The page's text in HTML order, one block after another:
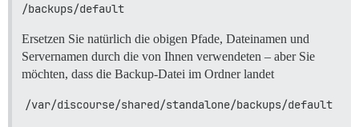
/backups/default
Ersetzen Sie natürlich die obigen Pfade, Dateinamen und
Servernamen durch die von Ihnen verwendeten – aber Sie
möchten, dass die Backup-Datei im Ordner landet
/var/discourse/shared/standalone/backups/default